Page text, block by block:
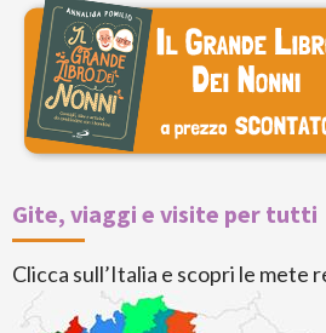
Gite, viaggi e visite per tutti
Clicca sull’Italia e scopri le mete